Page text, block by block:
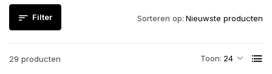
Filter
29 producten Toon:
Sorteren op: